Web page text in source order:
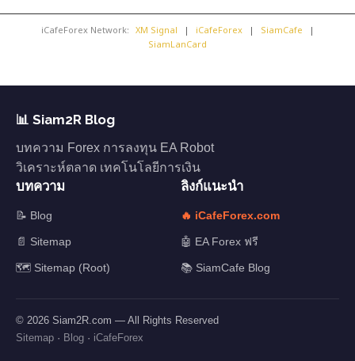
iCafeForex Network: XM Signal | iCafeForex | SiamCafe
|
SiamLanCard
📊 Siam2R Blog
บทความ Forex การลงทุน EA Robot
วิเคราะห์ตลาด เทคโนโลยีการเงิน
บทความ
📝 Blog
📄 Sitemap
🗺️ Sitemap (Root)
ลิงก์แนะนำ
🔥 iCafeForex.com
🤖 EA Forex ฟรี
📚 SiamCafe Blog
© 2026 Siam2R.com — All Rights Reserved
Sitemap · Blog · iCafeForex